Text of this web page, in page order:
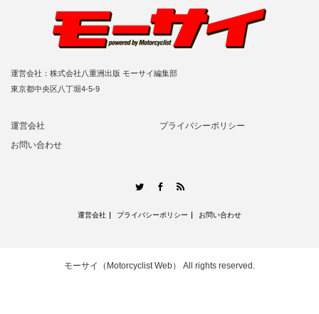
運営会社：株式会社八重洲出版 モーサイ編集部
東京都中央区八丁堀4-5-9
運営会社
プライバシーポリシー
お問い合わせ
TwitterFacebook
運営会社 プライバシーポリシー お問い合わせ
モーサイ（Motorcyclist Web） All rights reserved.